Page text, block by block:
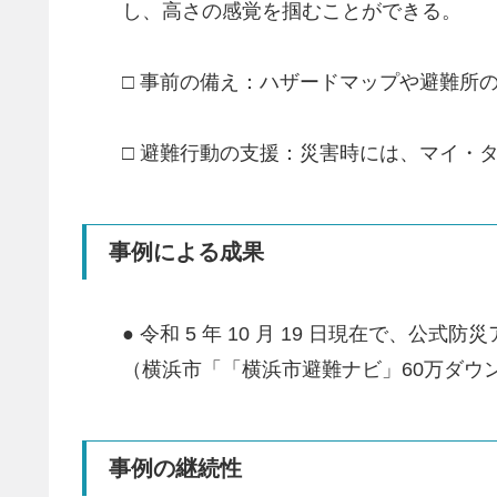
し、高さの感覚を掴むことができる。
□ 事前の備え：ハザードマップや避難所
□ 避難行動の支援：災害時には、マイ・
事例による成果
● 令和 5 年 10 月 19 日現在で、公式防
（横浜市「「横浜市避難ナビ」60万ダ
事例の継続性